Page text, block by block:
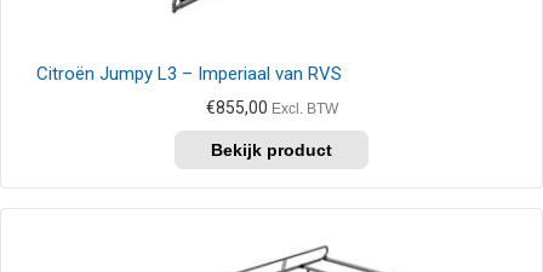
Citroën Jumpy L3 – Imperiaal van RVS
€855,00 Excl. BTW
product
heeft
meerdere
Deze